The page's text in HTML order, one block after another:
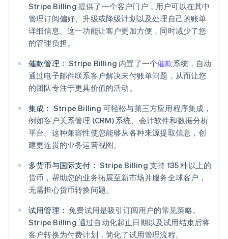
Stripe Billing 提供了一个客户门户，用户可以在其中
管理订阅偏好、升级或降级计划以及处理自己的账单
详细信息。这一功能让客户更加方便，同时减少了您
的管理负担。
催款管理： Stripe Billing 内置了一个催款系统，自动
通过电子邮件联系客户解决未付账单问题，从而让您
的团队专注于更具价值的活动。
集成： Stripe Billing 可轻松与第三方应用程序集成，
例如客户关系管理 (CRM) 系统、会计软件和数据分析
平台。这种兼容性使您能够从各种来源提取信息，创
建更连贯的业务运营视图。
多货币与国际支付： Stripe Billing 支持 135 种以上的
货币，帮助您的业务拓展至新市场并服务全球客户，
无需担心货币转换问题。
试用管理： 免费试用是吸引订阅用户的常见策略。
Stripe Billing 通过自动化起止日期以及试用结束后将
客户转换为付费计划，简化了试用管理流程。